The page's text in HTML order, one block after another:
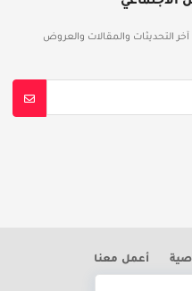
التحديثات والمقالات والعروض
أعمل معنا